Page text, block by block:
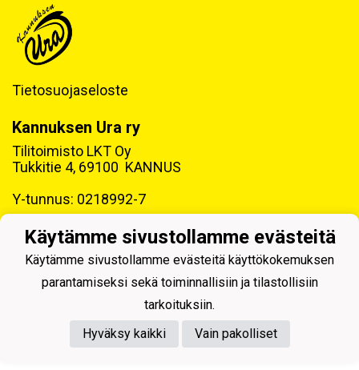
Tietosuojaseloste
Kannuksen Ura ry
Tilitoimisto LKT Oy
Tukkitie 4, 69100 KANNUS
Y-tunnus: 0218992-7
Käytämme sivustollamme evästeitä
Käytämme sivustollamme evästeitä käyttökokemuksen
parantamiseksi sekä toiminnallisiin ja tilastollisiin
tarkoituksiin.
Hyväksy kaikki
Vain pakolliset